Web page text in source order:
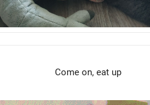
Come on, eat up